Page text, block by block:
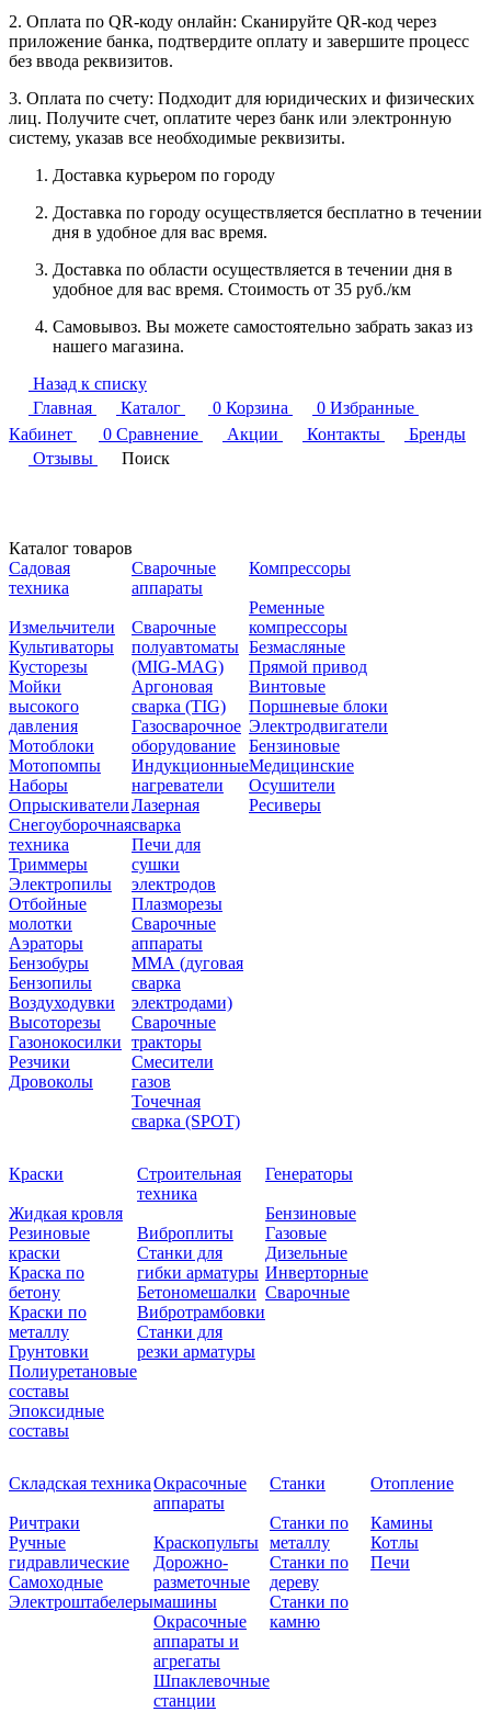
2. Оплата по QR-коду онлайн: Сканируйте QR-код через
приложение банка, подтвердите оплату и завершите процесс
без ввода реквизитов.
3. Оплата по счету: Подходит для юридических и физических
лиц. Получите счет, оплатите через банк или электронную
систему, указав все необходимые реквизиты.
Доставка курьером по городу
Доставка по городу осуществляется бесплатно в течении
дня в удобное для вас время.
Доставка по области осуществляется в течении дня в
удобное для вас время. Стоимость от 35 руб./км
Самовывоз. Вы можете самостоятельно забрать заказ из
нашего магазина.
Назад к списку
Главная
Каталог 0 Корзина 0 Избранные
Кабинет
0 Сравнение Акции Контакты
Бренды
Отзывы
Поиск
Каталог товаров
Садовая
техника
Измельчители
Культиваторы
Кусторезы
Мойки
высокого
давления
Мотоблоки
Мотопомпы
Наборы
Опрыскиватели
Снегоуборочная
техника
Триммеры
Электропилы
Отбойные
молотки
Аэраторы
Бензобуры
Бензопилы
Воздуходувки
Высоторезы
Газонокосилки
Резчики
Дровоколы
Сварочные
аппараты
Сварочные
полуавтоматы
(MIG-MAG)
Аргоновая
сварка (TIG)
Газосварочное
оборудование
Индукционные
нагреватели
Лазерная
сварка
Печи для
сушки
электродов
Плазморезы
Сварочные
аппараты
ММА (дуговая
сварка
электродами)
Сварочные
тракторы
Смесители
газов
Точечная
сварка (SPOT)
Компрессоры
Ременные
компрессоры
Безмасляные
Прямой привод
Винтовые
Поршневые блоки
Электродвигатели
Бензиновые
Медицинские
Осушители
Ресиверы
Краски
Жидкая кровля
Резиновые
краски
Краска по
бетону
Краски по
металлу
Грунтовки
Полиуретановые
составы
Эпоксидные
составы
Строительная
техника
Виброплиты
Станки для
гибки арматуры
Бетономешалки
Вибротрамбовки
Станки для
резки арматуры
Генераторы
Бензиновые
Газовые
Дизельные
Инверторные
Сварочные
Складская техника
Ричтраки
Ручные
гидравлические
Самоходные
Электроштабелеры
Окрасочные
аппараты
Краскопульты
Дорожно-
разметочные
машины
Окрасочные
аппараты и
агрегаты
Шпаклевочные
станции
Станки
Станки по
металлу
Станки по
дереву
Станки по
камню
Отопление
Камины
Котлы
Печи